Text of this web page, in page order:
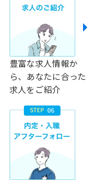
豊富な求人情報か
ら、あなたに合った
求人をご紹介